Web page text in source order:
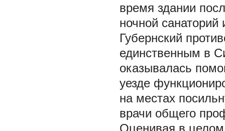
время здании
ночной санаторий
Губернский
единственным в
оказывалась
уезде
на местах
врачи общего
Оценивая в целом